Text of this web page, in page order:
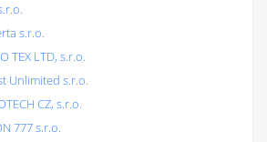
s.r.o.
TEX LTD, s.r.o.
Unlimited s.r.o.
CZ, s.r.o.
777 s.r.o.